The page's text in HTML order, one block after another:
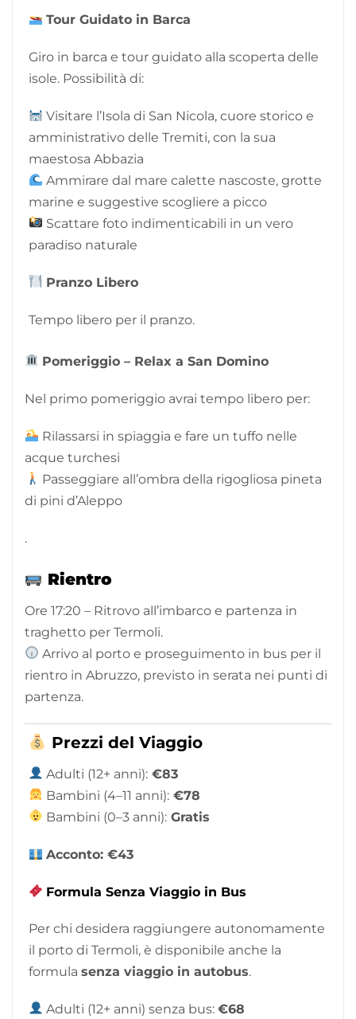
Tour Guidato in Barca
Giro in barca e tour guidato alla scoperta delle
isole. Possibilità di:
Visitare l’Isola di San Nicola, cuore storico e
amministrativo delle Tremiti, con la sua
maestosa Abbazia
Ammirare dal mare calette nascoste, grotte
marine e suggestive scogliere a picco
Scattare foto indimenticabili in un vero
paradiso naturale
Pranzo Libero
Tempo libero per il pranzo.
Pomeriggio – Relax a San Domino
Nel primo pomeriggio avrai tempo libero per:
Rilassarsi in spiaggia e fare un tuffo nelle
acque turchesi
Passeggiare all’ombra della rigogliosa pineta
di pini d’Aleppo
.
Rientro
Ore 17:20 – Ritrovo all’imbarco e partenza in
traghetto per Termoli.
Arrivo al porto e proseguimento in bus per il
rientro in Abruzzo, previsto in serata nei punti di
partenza.
Prezzi del Viaggio
Adulti (12+ anni): €83
Bambini (4–11 anni): €78
Bambini (0–3 anni): Gratis
Acconto: €43
Formula Senza Viaggio in Bus
Per chi desidera raggiungere autonomamente
il porto di Termoli, è disponibile anche la
formula senza viaggio in autobus.
Adulti (12+ anni) senza bus:€68